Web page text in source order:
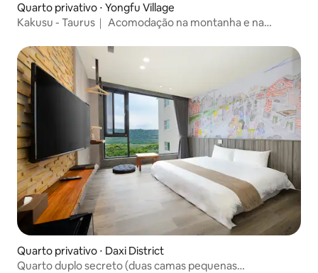
Quarto privativo ⋅ Yongfu Village
Kakusu - Taurus｜ Acomodação na montanha e na
bicicleta
Quarto privativo ⋅ Daxi District
Quarto duplo secreto (duas camas pequenas